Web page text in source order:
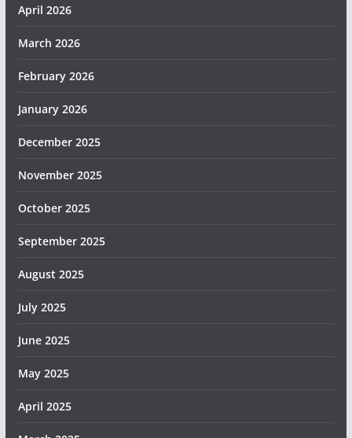
April 2026
March 2026
February 2026
January 2026
December 2025
November 2025
October 2025
September 2025
August 2025
July 2025
June 2025
May 2025
April 2025